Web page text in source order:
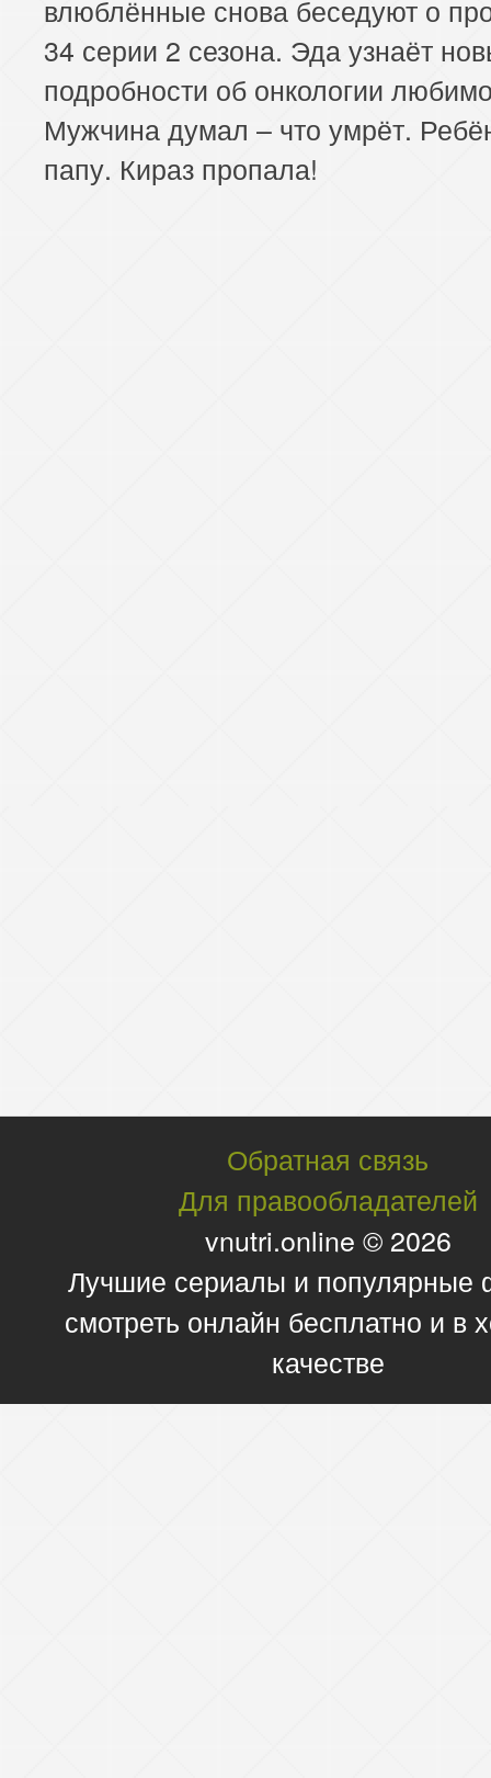
влюблённые снова беседуют о
34 серии 2 сезона. Эда узнаёт
подробности об онкологии
Мужчина думал – что умрёт.
папу. Кираз пропала!
Обратная связь
Для правообладателей
vnutri.online © 2026
Лучшие сериалы и
смотреть онлайн бесплатно и в
качестве